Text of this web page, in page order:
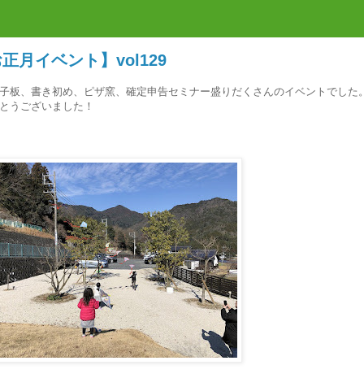
月イベント】vol129
板、書き初め、ピザ窯、確定申告セミナー盛りだくさんのイベントでした。
うございました！